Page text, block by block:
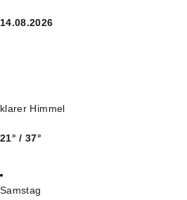
14.08.2026
klarer Himmel
21° / 37°
Samstag